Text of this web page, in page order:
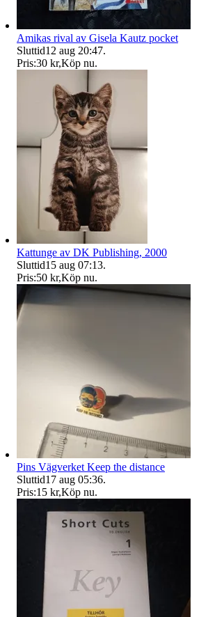
Amikas rival av Gisela Kautz pocket
Sluttid12 aug 20:47.
Pris:30 kr,Köp nu.
Kattunge av DK Publishing, 2000
Sluttid15 aug 07:13.
Pris:50 kr,Köp nu.
Pins Vägverket Keep the distance
Sluttid17 aug 05:36.
Pris:15 kr,Köp nu.